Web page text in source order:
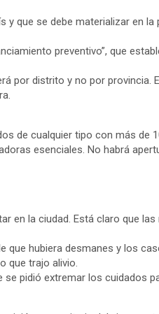
que se debe materializar en
preventivo”, que
por distrito y no por provincia.
de cualquier tipo con más de
esenciales. No habrá
en la ciudad. Está claro que
que hubiera desmanes y los
que trajo alivio.
pidió extremar los cuidados